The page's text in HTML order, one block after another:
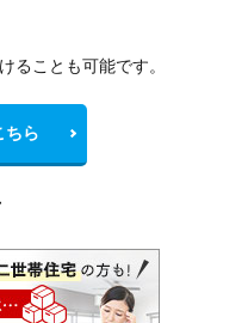
ることも可能です。
ちら